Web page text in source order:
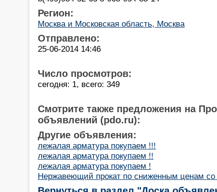
Регион:
Москва и Московская область, Москва
Отправлено:
25-06-2014 14:46
Число просмотров:
сегодня: 1, всего: 349
Смотрите также предложения на
объявлений (pdo.ru):
Другие объявления:
лежалая арматура покупаем !!!
лежалая арматура покупаем !!
лежалая арматура покупаем !
Нержавеющий прокат по сниженным ценам со